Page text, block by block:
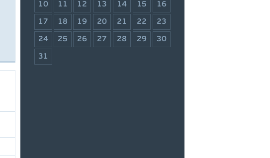
10 11 12 13 14 15 16
17 18 19 20 21 22 23
24 25 26 27 28 29 30
31